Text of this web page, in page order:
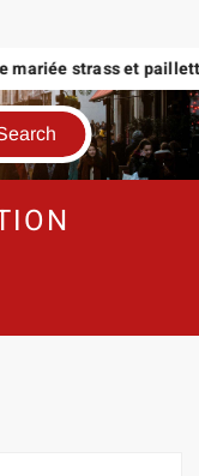
strass et paillette